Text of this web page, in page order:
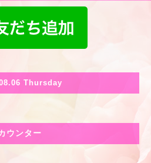
Thursday
ウンター